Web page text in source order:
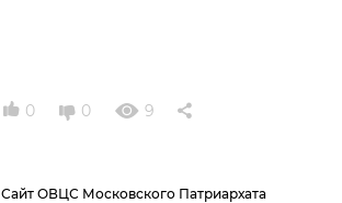
0 0 9
Сайт ОВЦС Московского Патриархата